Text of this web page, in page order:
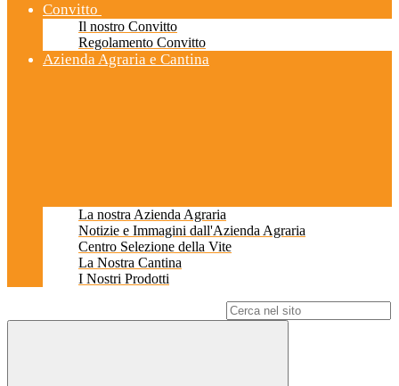
Convitto
Il nostro Convitto
Regolamento Convitto
Azienda Agraria e Cantina
La nostra Azienda Agraria
Notizie e Immagini dall'Azienda Agraria
Centro Selezione della Vite
La Nostra Cantina
I Nostri Prodotti